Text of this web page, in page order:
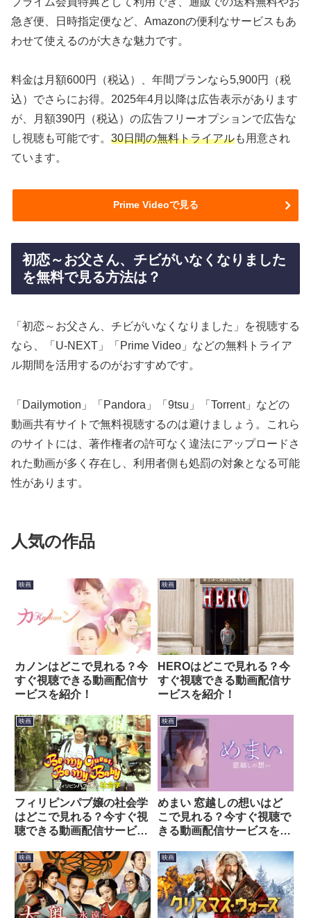
急ぎ便、日時指定便など、Amazonの便利なサービスもあ
わせて使えるのが大きな魅力です。
料金は月額600円（税込）、年間プランなら5,900円（税
込）でさらにお得。2025年4月以降は広告表示があります
が、月額390円（税込）の広告フリーオプションで広告な
し視聴も可能です。 30日間の無料トライアルも用意され
ています。
Prime Videoで見る
初恋～お父さん、チビがいなくなりました
を無料で見る方法は？
「初恋～お父さん、チビがいなくなりました」を視聴する
なら、「U-NEXT」「Prime Video」などの無料トライア
ル期間を活用するのがおすすめです。
「Dailymotion」「Pandora」「9tsu」「Torrent」などの
動画共有サイトで無料視聴するのは避けましょう。これら
のサイトには、著作権者の許可なく違法にアップロードさ
れた動画が多く存在し、利用者側も処罰の対象となる可能
性があります。
人気の作品
映画
カノンはどこで見れる？今
すぐ視聴できる動画配信サ
ービスを紹介！
映画
HEROはどこで見れる？今
すぐ視聴できる動画配信サ
ービスを紹介！
映画
フィリピンパブ嬢の社会学
はどこで見れる？今すぐ視
聴できる動画配信サービス
映画
めまい 窓越しの想いはど
こで見れる？今すぐ視聴で
きる動画配信サービスを紹
映画 映画